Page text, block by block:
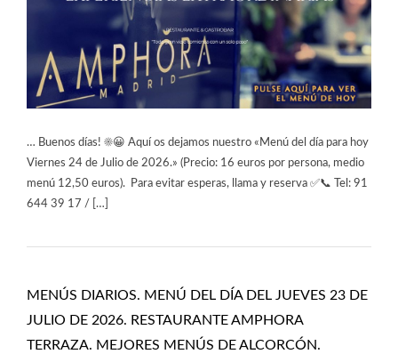
… Buenos días! ☀️😀 Aquí os dejamos nuestro «Menú del día para hoy
Viernes 24 de Julio de 2026.» (Precio: 16 euros por persona, medio
menú 12,50 euros). Para evitar esperas, llama y reserva ✅📞 Tel: 91
644 39 17 / […]
MENÚS DIARIOS. MENÚ DEL DÍA DEL JUEVES 23 DE
JULIO DE 2026. RESTAURANTE AMPHORA
TERRAZA. MEJORES MENÚS DE ALCORCÓN.